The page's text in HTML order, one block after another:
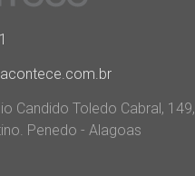
Candido Toledo Cabral, 149,
Penedo - Alagoas